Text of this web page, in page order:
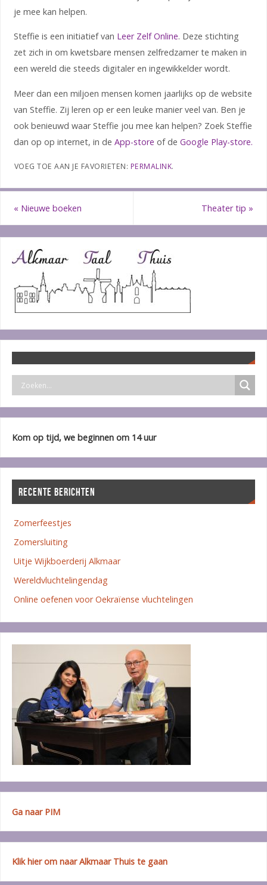
je mee kan helpen.
Steffie is een initiatief van Leer Zelf Online. Deze stichting
zet zich in om kwetsbare mensen zelfredzamer te maken in
een wereld die steeds digitaler en ingewikkelder wordt.
Meer dan een miljoen mensen komen jaarlijks op de website
van Steffie. Zij leren op er een leuke manier veel van. Ben je
ook benieuwd waar Steffie jou mee kan helpen? Zoek Steffie
dan op op internet, in de App-store of de Google Play-store.
VOEG TOE AAN JE FAVORIETEN: PERMALINK.
« Nieuwe boeken Theater tip »
Kom op tijd, we beginnen om 14 uur
RECENTE BERICHTEN
Zomerfeestjes
Zomersluiting
Uitje Wijkboerderij Alkmaar
Wereldvluchtelingendag
Online oefenen voor Oekraïense vluchtelingen
Ga naar PIM
Klik hier om naar Alkmaar Thuis te gaan